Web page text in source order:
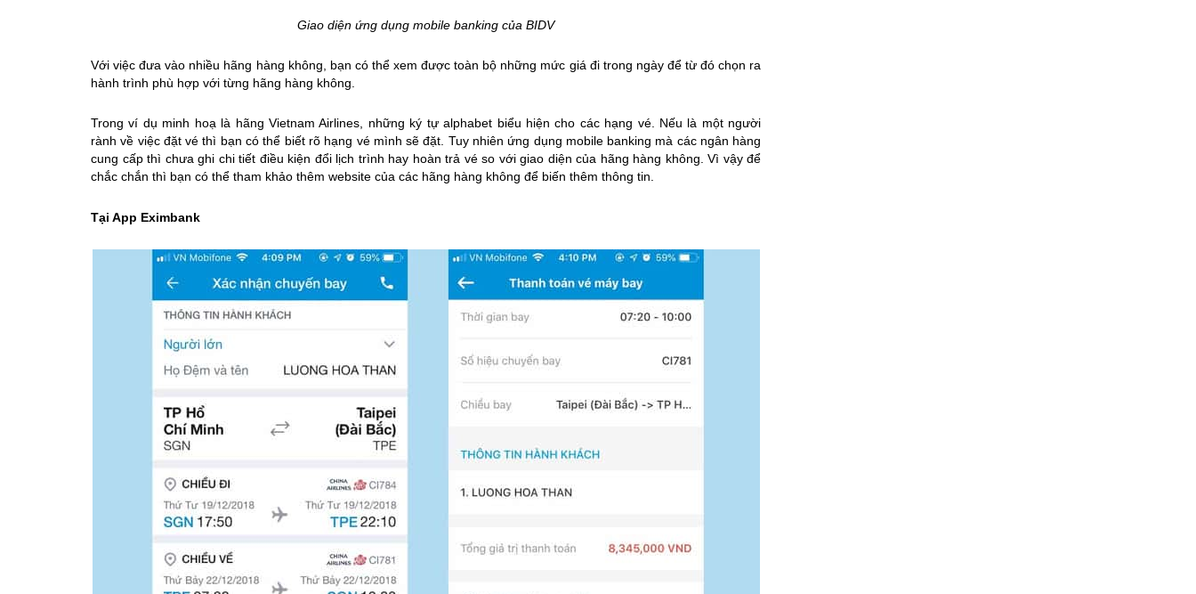
Giao diện ứng dụng mobile banking của BIDV​
Với việc đưa vào nhiều hãng hàng không, bạn có thể xem được toàn bộ những mức giá đi trong ngày để từ đó chọn ra
hành trình phù hợp với từng hãng hàng không.
Trong ví dụ minh hoạ là hãng Vietnam Airlines, những ký tự alphabet biểu hiện cho các hạng vé. Nếu là một người
rành về việc đặt vé thì bạn có thể biết rõ hạng vé mình sẽ đặt. Tuy nhiên ứng dụng mobile banking mà các ngân hàng
cung cấp thì chưa ghi chi tiết điều kiện đổi lịch trình hay hoàn trả vé so với giao diện của hãng hàng không. Vì vậy để
chắc chắn thì bạn có thể tham khảo thêm website của các hãng hàng không để biến thêm thông tin.
Tại App Eximbank​